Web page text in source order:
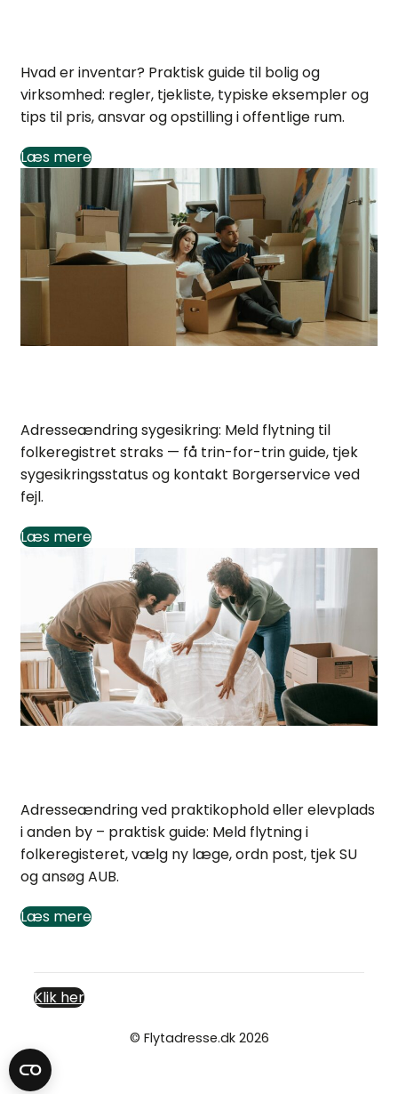
Hvad er inventar? Praktisk guide til bolig og
virksomhed: regler, tjekliste, typiske eksempler og
tips til pris, ansvar og opstilling i offentlige rum.
Læs mere
Adresseændring sygesikring: Meld flytning til
folkeregistret straks — få trin-for-trin guide, tjek
sygesikringsstatus og kontakt Borgerservice ved
fejl.
Læs mere
Adresseændring ved praktikophold eller elevplads
i anden by – praktisk guide: Meld flytning i
folkeregisteret, vælg ny læge, ordn post, tjek SU
og ansøg AUB.
Læs mere
Klik her
© Flytadresse.dk 2026